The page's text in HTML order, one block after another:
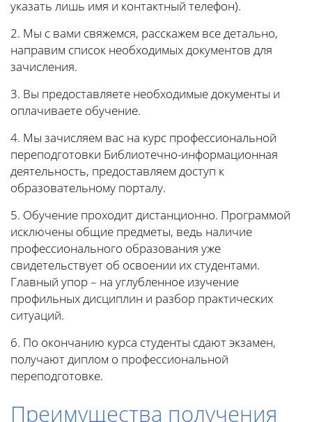
указать лишь имя и контактный телефон).
2. Мы с вами свяжемся, расскажем все детально,
направим список необходимых документов для
зачисления.
3. Вы предоставляете необходимые документы и
оплачиваете обучение.
4. Мы зачисляем вас на курс профессиональной
переподготовки Библиотечно-информационная
деятельность, предоставляем доступ к
образовательному порталу.
5. Обучение проходит дистанционно. Программой
исключены общие предметы, ведь наличие
профессионального образования уже
свидетельствует об освоении их студентами.
Главный упор – на углубленное изучение
профильных дисциплин и разбор практических
ситуаций.
6. По окончанию курса студенты сдают экзамен,
получают диплом о профессиональной
переподготовке.
Преимущества получения